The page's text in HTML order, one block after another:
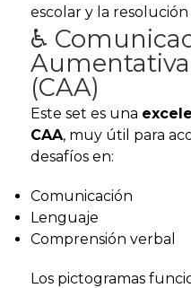
escolar y la
♿
(CAA)
Este set es una
CAA, muy útil para
desafíos en:
Comunicación
Lenguaje
Comprensión verbal
Los pictogramas